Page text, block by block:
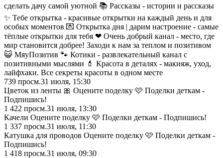
сделать дачу самой уютной 📚 Рассказы - истории и рассказы
✨ Тебе открытка - красивые открытки на каждый день и для
особых моментов 💌 Открытка дня | дарим настроение - самые
тёплые открытки для тебя ❤ Очень добрый канал - место, где
мир становится добрее! Заходи к нам за теплом и позитивом
😺 МяуПозитив 🐾 Котики - развлекательный канал с
позитивными мыслями 💄 Красота в деталях - макияж, уход,
лайфхаки. Все секреты красоты в одном месте
739 просм.31 июля, 15:30
Цветок из ленты 🎀 Оцените поделку 🩷 Поделки деткам -
Подпишись!
1 422 просм.31 июля, 13:30
Качели Оцените поделку 🩷 Поделки деткам - Подпишись!
1 337 просм.31 июля, 11:30
Катушка для проводов Оцените поделку 🩷 Поделки деткам -
Подпишись!
1 418 просм.31 июля, 09:30